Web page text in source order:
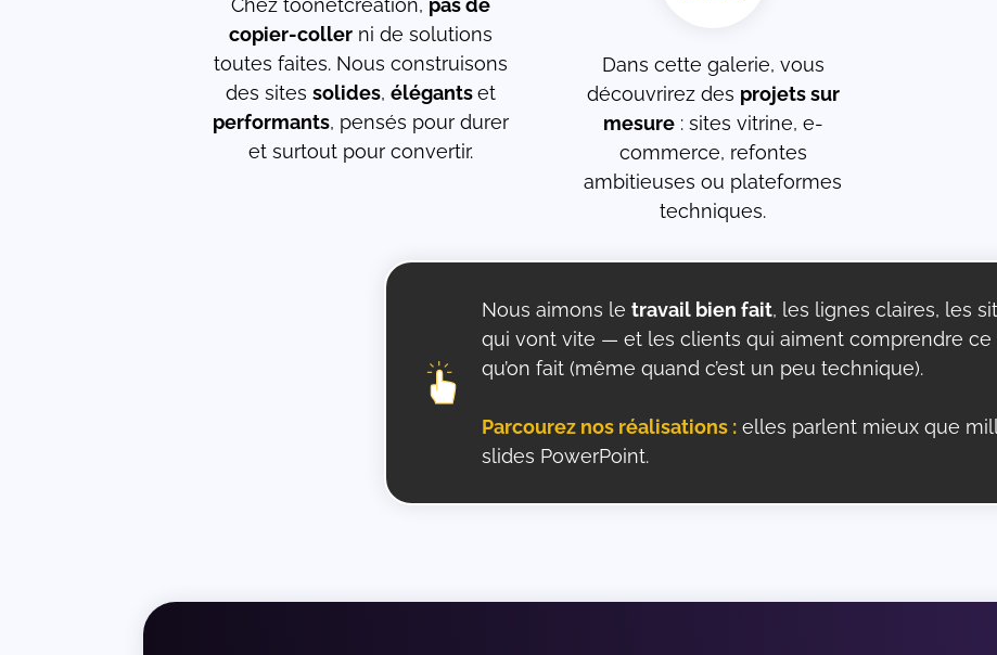
Chez toonetcreation, pas de
copier-collerni de solutions
toutes faites. Nous construisons
des sites solides, élégantset
performants, pensés pour durer
et surtout pour convertir.
Dans cette galerie, vous
découvrirez des projets sur
mesure: sites vitrine, e-
commerce, refontes
ambitieuses ou plateformes
techniques.
Nous aimons le travail bien fait, les lignes claires, les
qui vont vite — et les clients qui aiment comprendre ce
qu’on fait (même quand c’est un peu technique).
Parcourez nos réalisations :elles parlent mieux que
slides PowerPoint.